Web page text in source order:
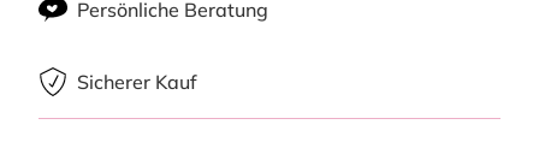
Persönliche Beratung
Sicherer Kauf